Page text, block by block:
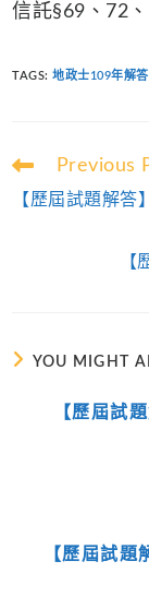
信託§69、72
TAGS:地政士109年解答
Read
articles
Previous
【歷屆試題解答
【
YOU MIGHT
【歷屆試
【歷屆試